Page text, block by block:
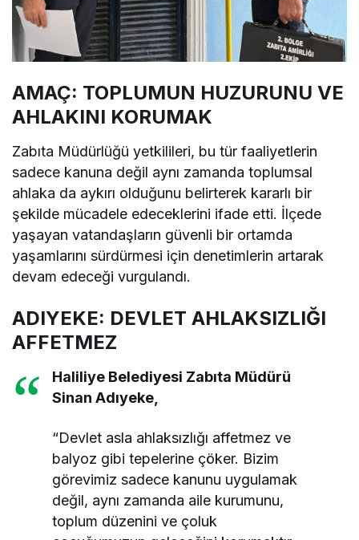
AMAÇ: TOPLUMUN HUZURUNU VE
AHLAKINI KORUMAK
Zabıta Müdürlüğü yetkilileri, bu tür faaliyetlerin
sadece kanuna değil aynı zamanda toplumsal
ahlaka da aykırı olduğunu belirterek kararlı bir
şekilde mücadele edeceklerini ifade etti. İlçede
yaşayan vatandaşların güvenli bir ortamda
yaşamlarını sürdürmesi için denetimlerin artarak
devam edeceği vurgulandı.
ADIYEKE: DEVLET AHLAKSIZLIĞI
AFFETMEZ
Haliliye Belediyesi Zabıta Müdürü
Sinan Adıyeke,
“Devlet asla ahlaksızlığı affetmez ve
balyoz gibi tepelerine çöker. Bizim
görevimiz sadece kanunu uygulamak
değil, aynı zamanda aile kurumunu,
toplum düzenini ve çoluk